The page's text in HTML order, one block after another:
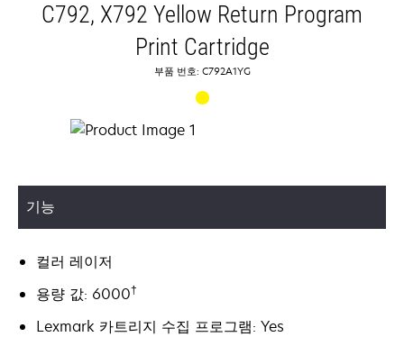
C792, X792 Yellow Return Program
Print Cartridge
부품 번호: C792A1YG
기능
컬러 레이저
용량 값: 6000†
Lexmark 카트리지 수집 프로그램: Yes